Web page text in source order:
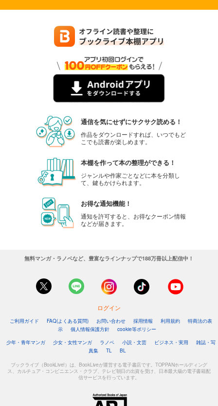
通信を気にせずにサクサク読める！
作品をダウンロードすれば、いつでもど
こでも読書が楽しめます。
本棚を作って本の整理ができる！
ジャンルや作家ごとなどに本を分類し
て、鍵もかけられます。
お得な通知機能！
通知を許可すると、お得なクーポン情報
などが届きます。
無料マンガ・ラノベなど、豊富なラインナップで188万冊以上配信中！
ログイン
ご利用ガイド FAQ(よくある質問) お問い合わせ 採用情報 利用規約
特商法の表
示
個人情報保護方針
cookie等ポリシー
少年・青年マンガ
少女・女性マンガ ラノベ 小説・文芸 ビジネス・実用
雑誌・写
真集
TL BL
ブックライブ（BookLive!）は、BookLiveが運営する電子書店です。TOPPANホールディング
ス、カルチュア・コンビニエンス・クラブ、テレビ朝日の出資を受け、日本最大級の電子書籍配
信サービスを行っています。